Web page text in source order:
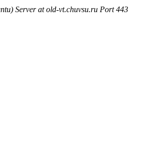
Server at old-vt.chuvsu.ru Port 443